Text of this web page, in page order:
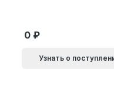
0
Узнать о